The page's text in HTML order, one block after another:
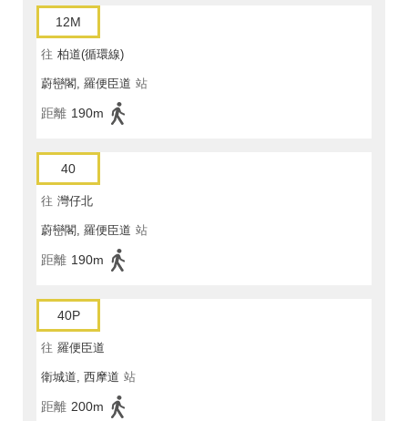
12M
往 柏道(循環線)
蔚巒閣, 羅便臣道 站
距離 190m
40
往 灣仔北
蔚巒閣, 羅便臣道 站
距離 190m
40P
往 羅便臣道
衛城道, 西摩道 站
距離 200m